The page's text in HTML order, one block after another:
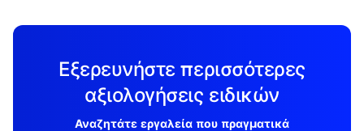
Εξερευνήστε περισσότερες
αξιολογήσεις ειδικών
Αναζητάτε εργαλεία που πραγματικά